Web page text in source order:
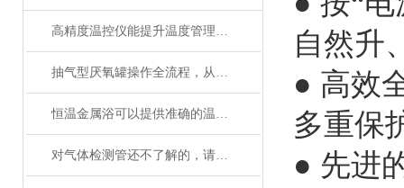
高精度温控仪能提升温度管理的精准性和效率
抽气型厌氧罐操作全流程，从设备准备到微生物培养的标准化指南
恒温金属浴可以提供准确的温度控制和恒温条件
对气体检测管还不了解的，请看这里！
自然升
● 高效
多重保
● 先进